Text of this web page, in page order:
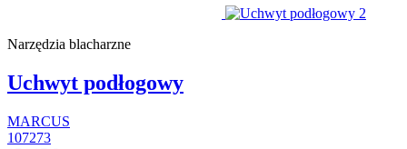
Narzędzia blacharzne
Uchwyt podłogowy
MARCUS
107273